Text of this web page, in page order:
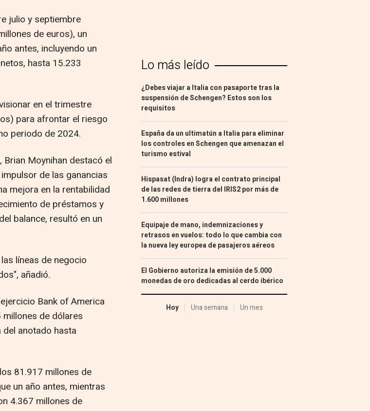
julio y septiembre
de euros), un
antes, incluyendo un
hasta 15.233
en el trimestre
para afrontar el riesgo
periodo de 2024.
Moynihan destacó el
de las ganancias
mejora en la rentabilidad
de préstamos y
balance, resultó en un
líneas de negocio
añadió.
Bank of America
de dólares
anotado hasta
81.917 millones de
un año antes, mientras
4.367 millones de
Lo más leído
¿Debes viajar a Italia con pasaporte tras la
suspensión de Schengen? Estos son los
requisitos
España da un ultimatún a Italia para eliminar
los controles en Schengen que amenazan el
turismo estival
Hispasat (Indra) logra el contrato principal
de las redes de tierra del IRIS2 por más de
1.600 millones
Equipaje de mano, indemnizaciones y
retrasos en vuelos: todo lo que cambia con
la nueva ley europea de pasajeros aéreos
El Gobierno autoriza la emisión de 5.000
monedas de oro dedicadas al cerdo ibérico
Hoy Una semana Un mes